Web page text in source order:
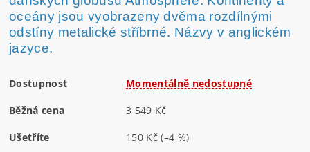
oceány jsou vyobrazeny dvěma rozdílnými
odstíny metalické stříbrné. Názvy v anglickém
jazyce.
Dostupnost Momentálně nedostupné
Běžná cena 3 549 Kč
Ušetříte 150 Kč(–4 %)